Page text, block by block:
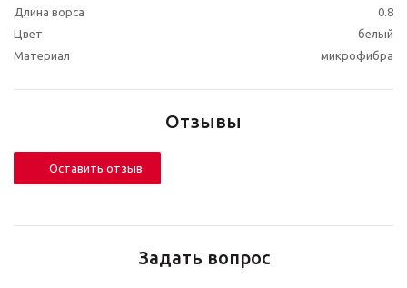
Длина ворса
0.8
Цвет
белый
Материал
микрофибра
Отзывы
Оставить отзыв
Задать вопрос